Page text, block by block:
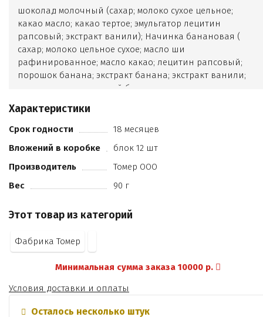
шоколад молочный (сахар; молоко сухое цельное;
какао масло; какао тертое; эмульгатор лецитин
рапсовый; экстракт ванили); Начинка банановая (
сахар; молоко цельное сухое; масло ши
рафинированное; масло какао; лецитин рапсовый;
порошок банана; экстракт банана; экстракт ванили;
краситель натуральный бета-каротин; лимонная
Характеристики
Срок годности
18 месяцев
Вложений в коробке
блок 12 шт
Производитель
Томер ООО
Вес
90 г
Этот товар из категорий
Фабрика Томер
Минимальная сумма заказа 10000 р.
Условия доставки и оплаты
Осталось несколько штук